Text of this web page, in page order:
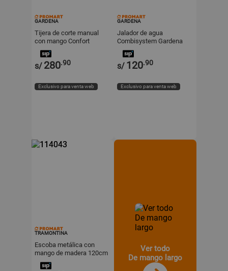
GARDENA
Tijera de corte manual
con mango Confort
Gardena
s/ 280.90
Exclusivo para venta web
GARDENA
Jalador de agua
Combisystem Gardena
s/ 120.90
Exclusivo para venta web
TRAMONTINA
Escoba metálica con
mango de madera 120cm
Tramontina
Ver todo
De mango largo